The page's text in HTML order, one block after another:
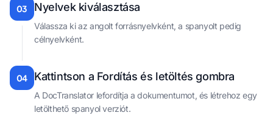
03 Nyelvek kiválasztása
Válassza ki az angolt forrásnyelvként, a spanyolt pedig
célnyelvként.
04 Kattintson a Fordítás és letöltés gombra
A DocTranslator lefordítja a dokumentumot, és létrehoz egy
letölthető spanyol verziót.